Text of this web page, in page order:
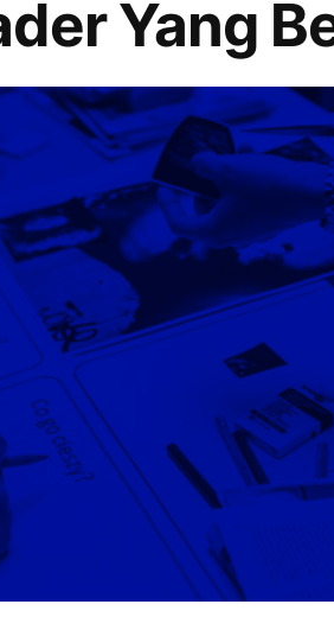
Yang